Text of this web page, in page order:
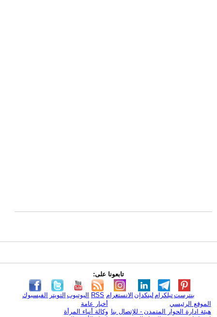
تابعونا على:
الفيسبوك التويتر اليوتيوب RSS الانستغرام لينكدإن تيلكرامبنترست
الموقع الرئيسي
هيئة ادارة الحوار المتمدن - للإتصال بنا
أخبار عامة
وكالة أنباء المرأة